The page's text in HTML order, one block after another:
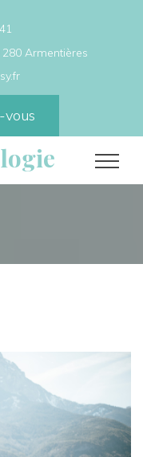
Armentières
vous